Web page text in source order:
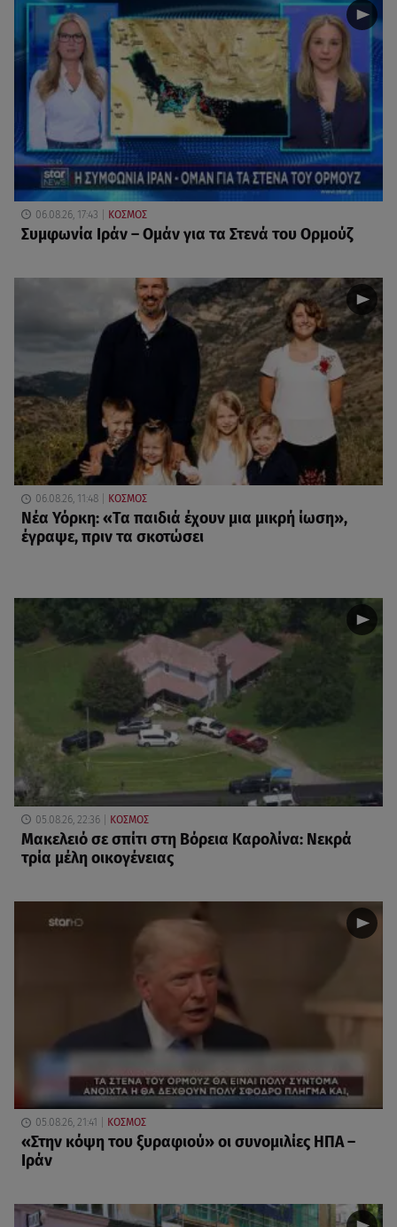
06.08.26, 17:43 ΚΟΣΜΟΣ
Συμφωνία Ιράν – Ομάν για τα Στενά του Ορμούζ
06.08.26, 11:48 ΚΟΣΜΟΣ
Νέα Υόρκη: «Τα παιδιά έχουν μια μικρή ίωση»,
έγραψε, πριν τα σκοτώσει
05.08.26, 22:36 ΚΟΣΜΟΣ
Μακελειό σε σπίτι στη Βόρεια Καρολίνα: Νεκρά
τρία μέλη οικογένειας
05.08.26, 21:41 ΚΟΣΜΟΣ
«Στην κόψη του ξυραφιού» οι συνομιλίες ΗΠΑ –
Ιράν